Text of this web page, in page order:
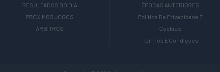
RESULTADOS DO DIA
PRÓXIMOS JOGOS
ÁRBITROS
ÉPOCAS ANTERIORES
Política De Privacidade E
Cookies
Termos E Condições